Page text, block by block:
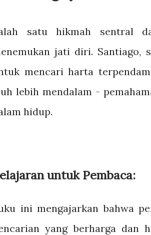
satu hikmah sentral
jati diri. Santiago,
mencari harta
lebih mendalam -
hidup.
untuk Pembaca:
ini mengajarkan bahwa
yang berharga dan